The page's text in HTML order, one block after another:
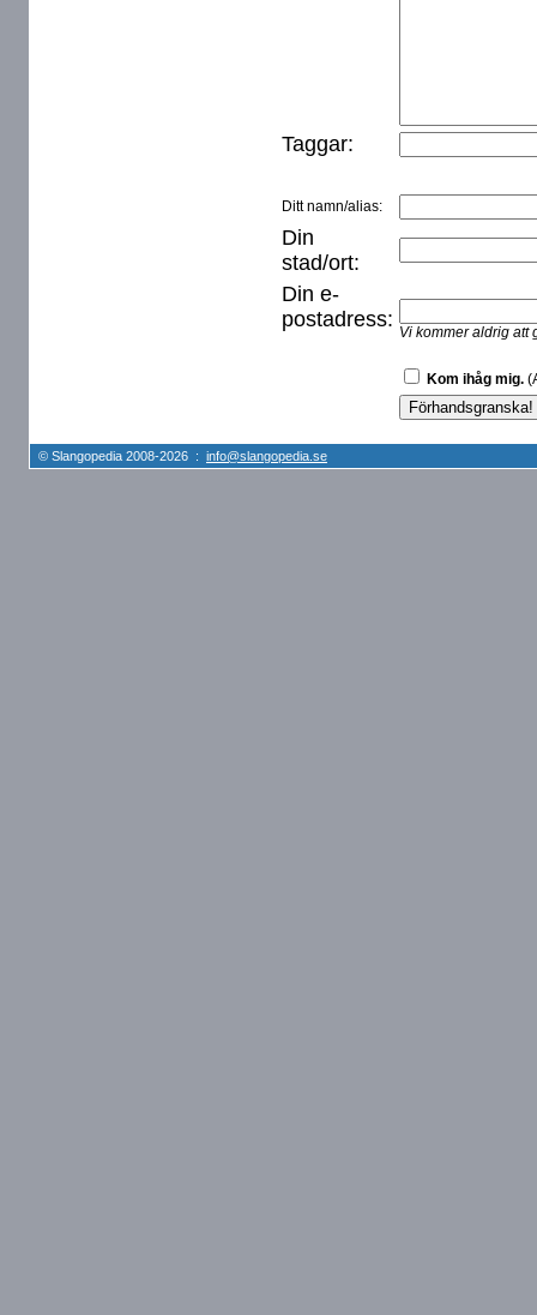
Taggar:
Ditt namn/alias:
Din
stad/ort:
Din e-
postadress:
Vi kommer aldrig att
Kom ihåg mig.
© Slangopedia 2008-2026 : info@slangopedia.se